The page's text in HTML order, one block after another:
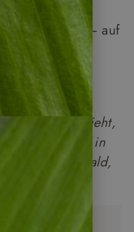
und
an Seite – auf
reist,
Tage für die
Praxis aussieht,
Uwe Zündorf in
Regenwald,
Hand.